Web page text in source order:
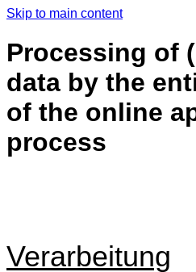
Skip to main content
Processing of
data by the
of the online
process
Verarbeitung